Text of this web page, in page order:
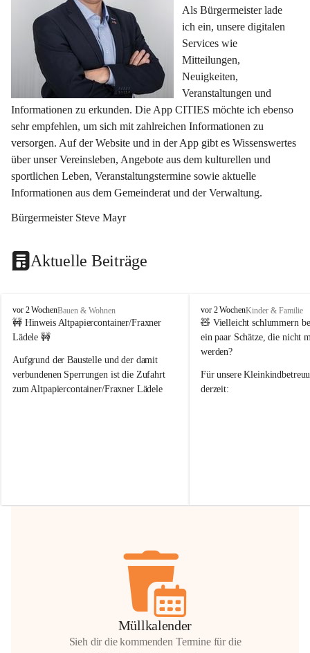
Als Bürgermeister lade
ich ein, unsere digitalen
Services wie
Mitteilungen,
Neuigkeiten,
Veranstaltungen und
Informationen zu erkunden. Die App CITIES möchte ich ebenso
sehr empfehlen, um sich mit zahlreichen Informationen zu
versorgen. Auf der Website und in der App gibt es Wissenswertes
über unser Vereinsleben, Angebote aus dem kulturellen und
sportlichen Leben, Veranstaltungstermine sowie aktuelle
Informationen aus dem Gemeinderat und der Verwaltung.
Bürgermeister Steve Mayr
Aktuelle Beiträge
F
r
a
e
r
n
vor 2 WochenBauen & Wohnen
🚧 Hinweis Altpapiercontainer/Fraxner
Lädele 🚧
Aufgrund der Baustelle und der damit
verbundenen Sperrungen ist die Zufahrt
zum Altpapiercontainer/Fraxner Lädele
Hilfsbereitschaft!
F
r
a
x
r
n
vor 2 WochenKinder & Familie
🧸 Vielleicht schlummern
ein paar Schätze, die nicht
werden?
Für unsere
derzeit:
Müllkalender
Sieh dir die kommenden Termine für die